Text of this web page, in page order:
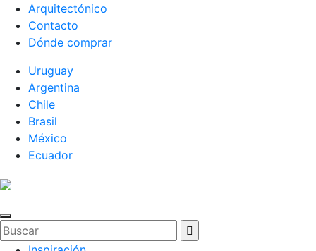
Arquitectónico
Contacto
Dónde comprar
Uruguay
Argentina
Chile
Brasil
México
Ecuador